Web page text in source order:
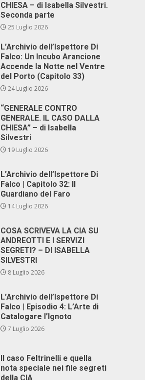
CHIESA – di Isabella Silvestri.
Seconda parte
25 Luglio 2026
L’Archivio dell’Ispettore Di
Falco: Un Incubo Arancione
Accende la Notte nel Ventre
del Porto (Capitolo 33)
24 Luglio 2026
“GENERALE CONTRO
GENERALE. IL CASO DALLA
CHIESA” – di Isabella
Silvestri
19 Luglio 2026
L’Archivio dell’Ispettore Di
Falco | Capitolo 32: Il
Guardiano del Faro
14 Luglio 2026
COSA SCRIVEVA LA CIA SU
ANDREOTTI E I SERVIZI
SEGRETI? – DI ISABELLA
SILVESTRI
8 Luglio 2026
L’Archivio dell’Ispettore Di
Falco | Episodio 4: L’Arte di
Catalogare l’Ignoto
7 Luglio 2026
Il caso Feltrinelli e quella
nota speciale nei file segreti
della CIA